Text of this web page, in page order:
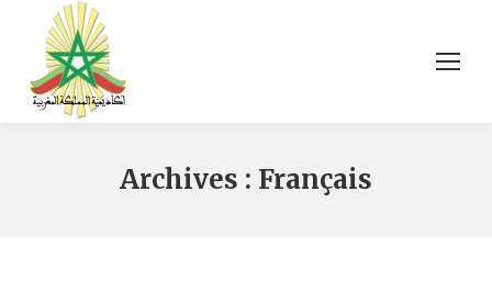
Archives : Français